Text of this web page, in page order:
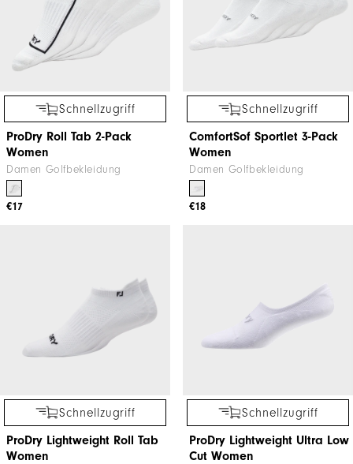
Schnellzugriff
ProDry Roll Tab 2-Pack
Women
Damen Golfbekleidung
€17
Schnellzugriff
ComfortSof Sportlet 3-Pack
Women
Damen Golfbekleidung
€18
Schnellzugriff
ProDry Lightweight Roll Tab
Women
Schnellzugriff
ProDry Lightweight Ultra Low
Cut Women